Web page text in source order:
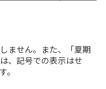
ません。また、「夏期
、記号での表示はせ
。